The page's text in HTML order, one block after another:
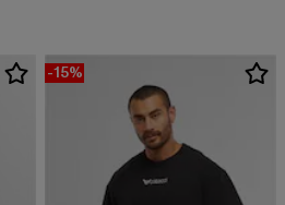
-15%